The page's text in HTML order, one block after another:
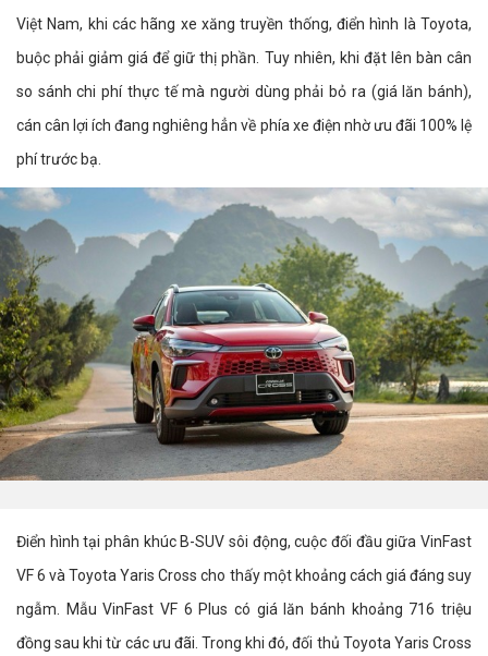
Việt Nam, khi các hãng xe xăng truyền thống, điển hình là Toyota,
buộc phải giảm giá để giữ thị phần. Tuy nhiên, khi đặt lên bàn cân
so sánh chi phí thực tế mà người dùng phải bỏ ra (giá lăn bánh),
cán cân lợi ích đang nghiêng hẳn về phía xe điện nhờ ưu đãi 100% lệ
phí trước bạ.
Điển hình tại phân khúc B-SUV sôi động, cuộc đối đầu giữa VinFast
VF 6 và Toyota Yaris Cross cho thấy một khoảng cách giá đáng suy
ngẫm. Mẫu VinFast VF 6 Plus có giá lăn bánh khoảng 716 triệu
đồng sau khi từ các ưu đãi. Trong khi đó, đối thủ Toyota Yaris Cross